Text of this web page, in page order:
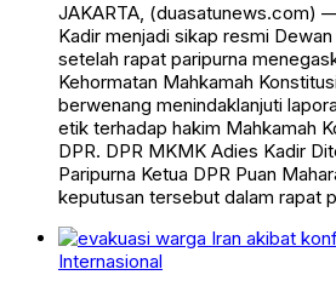
JAKARTA, (duasatunews.com)
Kadir menjadi sikap resmi
setelah rapat paripurna
Kehormatan Mahkamah
berwenang menindaklanjuti
etik terhadap hakim Mahkamah
DPR. DPR MKMK Adies Kadir
Paripurna Ketua DPR Puan
keputusan tersebut dalam rapat
Internasional